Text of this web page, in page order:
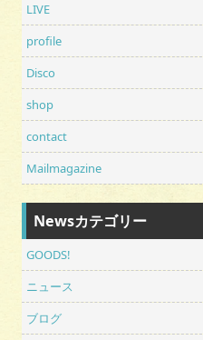
LIVE
profile
Disco
shop
contact
Mailmagazine
Newsカテゴリー
GOODS!
ニュース
ブログ